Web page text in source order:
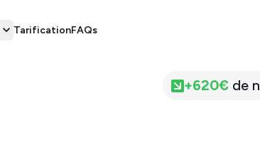
TarificationFAQs
+620€ de